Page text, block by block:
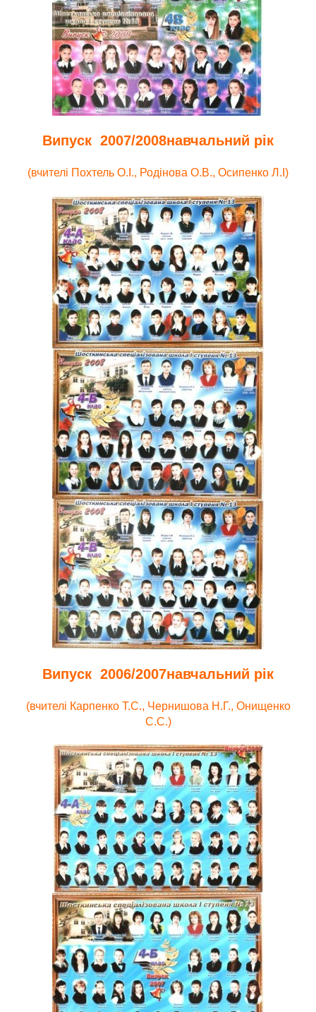
Випуск 2007/2008навчальний рік
(вчителі Похтель О.І., Родінова О.В., Осипенко Л.І)
Випуск 2006/2007навчальний рік
(вчителі Карпенко Т.С., Чернишова Н.Г., Онищенко
С.С.)